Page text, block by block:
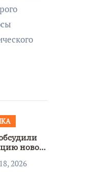
новой
2026